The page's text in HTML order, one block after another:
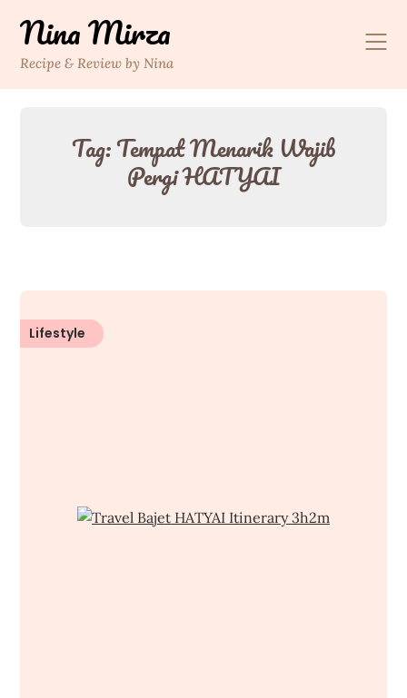
content
Nina Mirza
Recipe & Review by Nina
Tag:Tempat Menarik Wajib
Pergi HATYAI
Lifestyle